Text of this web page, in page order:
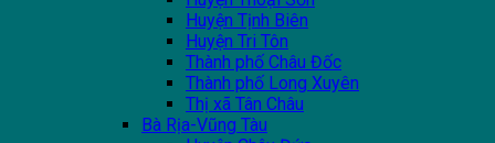
Huyện Tịnh Biên
Huyện Tri Tôn
Thành phố Châu Đốc
Thành phố Long Xuyên
Thị xã Tân Châu
Bà Rịa-Vũng Tàu